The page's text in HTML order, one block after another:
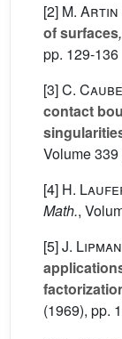
[2] M. Artin
of surfaces
pp. 129-136
[3]C.
contact
Volume 339
[4] H.
Math.,
[5]J. Lipman
(1969), pp.